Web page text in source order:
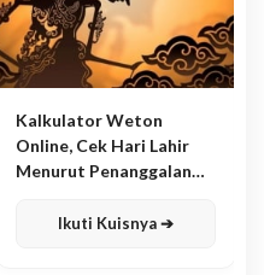
Kalkulator Weton
Online, Cek Hari Lahir
Menurut Penanggalan
Ikuti Kuisnya ➔